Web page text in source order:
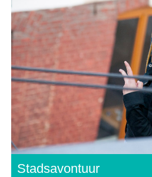
Stadsavontuur